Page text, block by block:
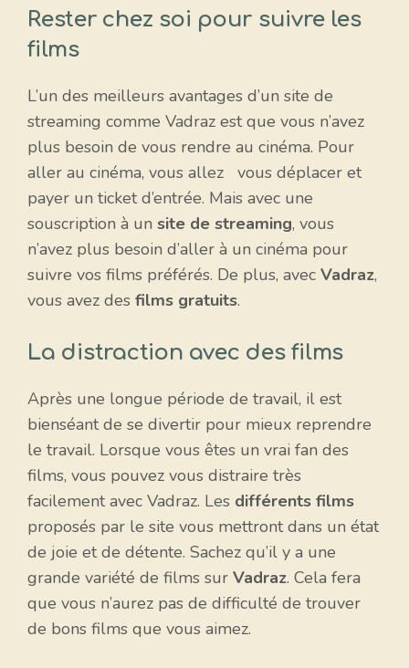
Rester chez soi pour suivre les
films
L’un des meilleurs avantages d’un site de
streaming comme Vadraz est que vous n’avez
plus besoin de vous rendre au cinéma. Pour
aller au cinéma, vous allez vous déplacer et
payer un ticket d’entrée. Mais avec une
souscription à un site de streaming, vous
n’avez plus besoin d’aller à un cinéma pour
suivre vos films préférés. De plus, avec Vadraz,
vous avez des films gratuits.
La distraction avec des films
Après une longue période de travail, il est
bienséant de se divertir pour mieux reprendre
le travail. Lorsque vous êtes un vrai fan des
films, vous pouvez vous distraire très
facilement avec Vadraz. Les différents films
proposés par le site vous mettront dans un état
de joie et de détente. Sachez qu’il y a une
grande variété de films sur Vadraz. Cela fera
que vous n’aurez pas de difficulté de trouver
de bons films que vous aimez.